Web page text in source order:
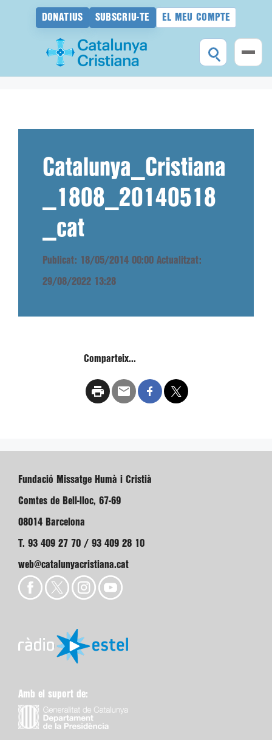
DONATIUS SUBSCRIU-TE EL MEU COMPTE
Catalunya_Cristiana
_1808_20140518
_cat
Publicat: 18/05/2014 00:00 Actualitzat:
29/08/2022 13:28
Comparteix...
Fundació Missatge Humà i Cristià
Comtes de Bell-lloc, 67-69
08014 Barcelona
T. 93 409 27 70 / 93 409 28 10
web@catalunyacristiana.cat
Amb el suport de: